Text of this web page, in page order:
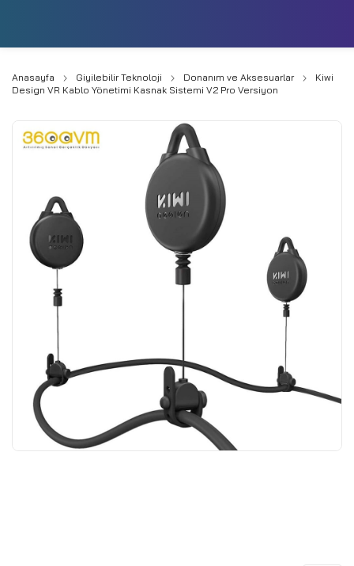
Anasayfa Giyilebilir Teknoloji Donanım ve Aksesuarlar
Kiwi
Design VR Kablo Yönetimi Kasnak Sistemi V2 Pro Versiyon